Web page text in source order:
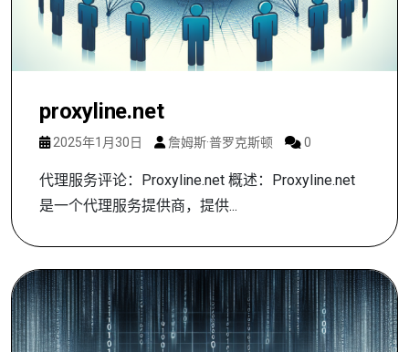
proxyline.net
2025年1月30日 詹姆斯·普罗克斯顿 0
代理服务评论：Proxyline.net 概述：Proxyline.net
是一个代理服务提供商，提供...